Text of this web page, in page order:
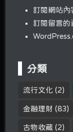
訂閱網站內
訂閱留言的
分類
流行文化 (2)
金融理財 (83)
古物收藏 (2)